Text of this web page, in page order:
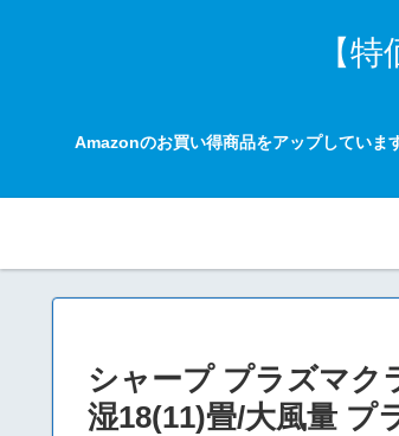
【
Amazonのお買い得商品をアップしていま
シャープ プラズマク
湿18(11)畳/大風量 プ